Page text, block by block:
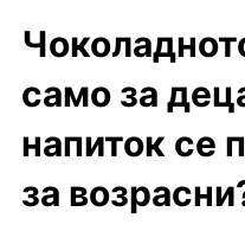
само за
напиток се
за